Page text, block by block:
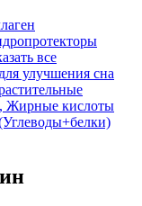
все
улучшения сна
Жирные кислоты